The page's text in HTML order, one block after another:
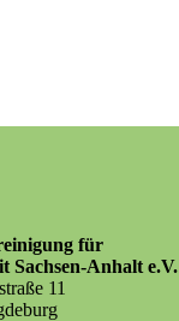
für
Sachsen-Anhalt e.V.
11